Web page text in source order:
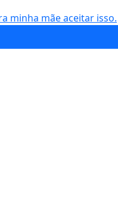
minha mãe aceitar isso.